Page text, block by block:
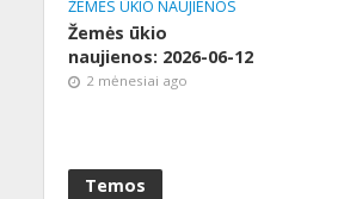
ŽEMĖS ŪKIO NAUJIENOS
Žemės ūkio
naujienos: 2026-06-12
2 mėnesiai ago
Temos